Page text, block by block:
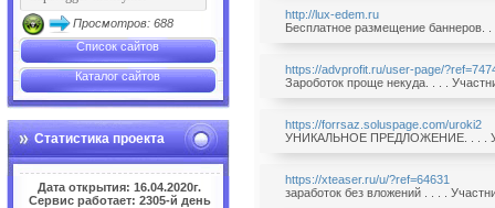
Просмотров: 688
Список сайтов
Каталог сайтов
Статистика проекта
Дата открытия: 16.04.2020г.
Сервис работает: 2305-й день
http://lux-edem.ru
Бесплатное размещение баннеров. .
https://advprofit.ru/user-page/
Зароботок проще некуда. . . .
https://forrsaz.soluspage.com/uroki2
УНИКАЛЬНОЕ ПРЕДЛОЖЕНИЕ. . . .
https://xteaser.ru/u/?ref=64631
заработок без вложений . . . .